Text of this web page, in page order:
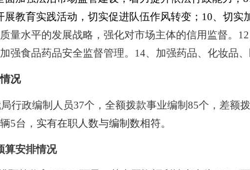
展教育实践活动，切实促进队伍作风转变；10、切实
量水平的发展战略 ， 强化对市场主体的信用监督。
强食品药品安全监督管理。 14、 加强药品、化妆品
况
行政编制人员37个，全额拨款事业编制 85个， 差额
5台， 实有在职人数与编制数相符。
算安排情况